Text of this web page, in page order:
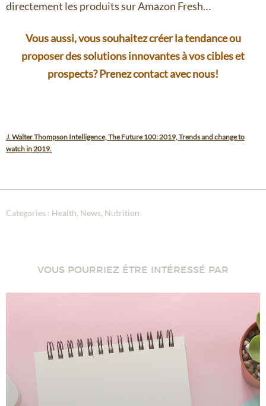
directement les produits sur Amazon Fresh…
Vous aussi, vous souhaitez créer la tendance ou
proposer des solutions innovantes à vos cibles et
prospects? Prenez contact avec nous!
J. Walter Thompson Intelligence, The Future 100: 2019, Trends and change to
watch in 2019.
Categories : Health News Nutrition
VOUS POURRIEZ ÊTRE INTÉRESSÉ PAR